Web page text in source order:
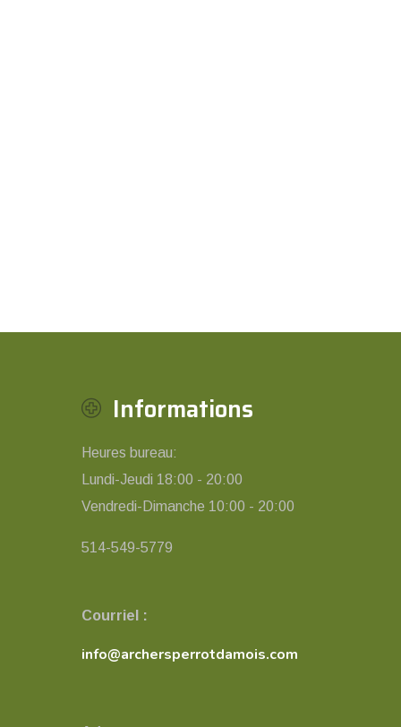
Informations
Heures bureau:
Lundi-Jeudi 18:00 - 20:00
Vendredi-Dimanche 10:00 - 20:00
514-549-5779
Courriel :
info@archersperrotdamois.com